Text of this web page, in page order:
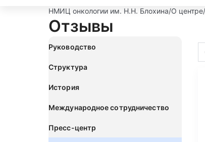
НМИЦ онкологии им. Н.Н. Блохина/О центре/
Отзывы
Руководство
Структура
История
Международное сотрудничество
Пресс-центр